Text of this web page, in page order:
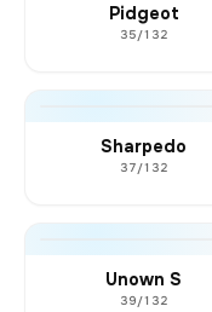
Pidgeot
35/132
Sharpedo
37/132
Unown S
39/132